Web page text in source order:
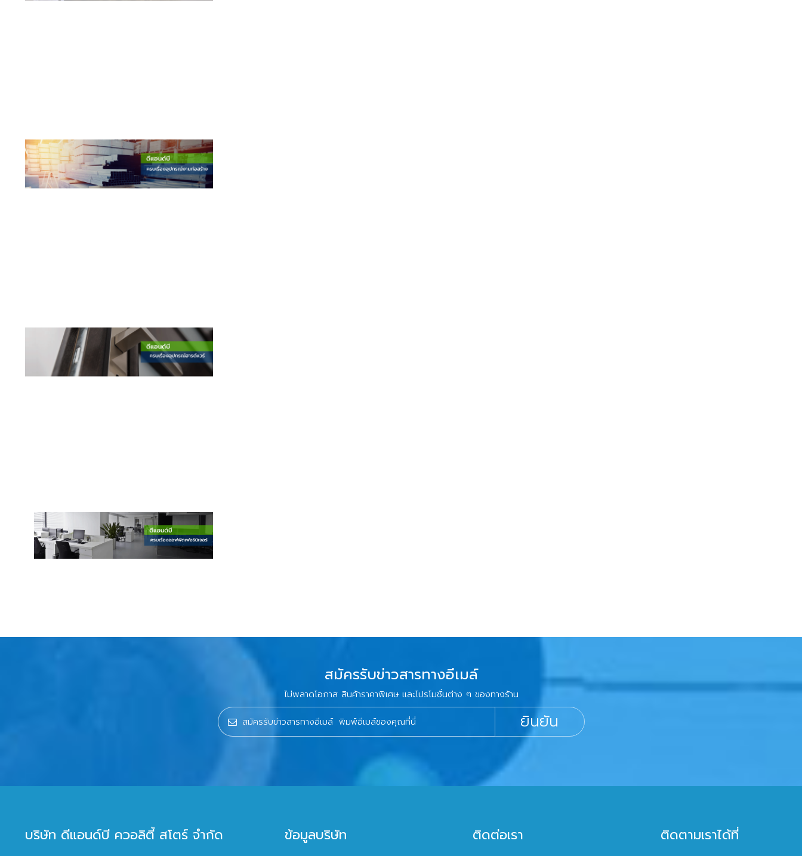
สมัครรับข่าวสารทางอีเมล์
ไม่พลาดโอกาส สินค้าราคาพิเศษ และโปรโมชั่นต่าง ๆ ของทางร้าน
ยินยัน
บริษัท ดีแอนด์บี ควอลิตี้ สโตร์ จำกัด ข้อมูลบริษัท ติดต่อเรา ติดตามเราได้ที่